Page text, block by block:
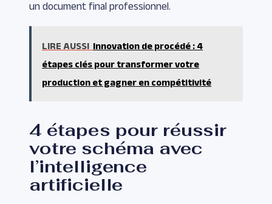
un document final professionnel.
LIRE AUSSI Innovation de procédé : 4
étapes clés pour transformer votre
production et gagner en compétitivité
4 étapes pour réussir
votre schéma avec
l’intelligence
artificielle